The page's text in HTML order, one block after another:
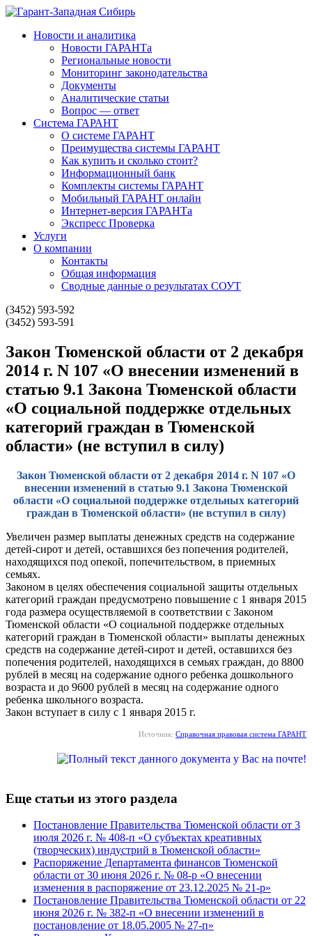
Новости и аналитика
Новости ГАРАНТа
Региональные новости
Мониторинг законодательства
Документы
Аналитические статьи
Вопрос — ответ
Система ГАРАНТ
О системе ГАРАНТ
Преимущества системы ГАРАНТ
Как купить и сколько стоит?
Информационный банк
Комплекты системы ГАРАНТ
Мобильный ГАРАНТ онлайн
Интернет-версия ГАРАНТа
Экспресс Проверка
Услуги
О компании
Контакты
Общая информация
Сводные данные о результатах СОУТ
(3452) 593-592
(3452) 593-591
Закон Тюменской области от 2 декабря
2014 г. N 107 «О внесении изменений в
статью 9.1 Закона Тюменской области
«О социальной поддержке отдельных
категорий граждан в Тюменской
области» (не вступил в силу)
Закон Тюменской области от 2 декабря 2014 г. N 107 «О
внесении изменений в статью 9.1 Закона Тюменской
области «О социальной поддержке отдельных категорий
граждан в Тюменской области» (не вступил в силу)
Увеличен размер выплаты денежных средств на содержание
детей-сирот и детей, оставшихся без попечения родителей,
находящихся под опекой, попечительством, в приемных
семьях.
Законом в целях обеспечения социальной защиты отдельных
категорий граждан предусмотрено повышение с 1 января 2015
года размера осуществляемой в соответствии с Законом
Тюменской области «О социальной поддержке отдельных
категорий граждан в Тюменской области» выплаты денежных
средств на содержание детей-сирот и детей, оставшихся без
попечения родителей, находящихся в семьях граждан, до 8800
рублей в месяц на содержание одного ребенка дошкольного
возраста и до 9600 рублей в месяц на содержание одного
ребенка школьного возраста.
Закон вступает в силу с 1 января 2015 г.
Источник: Справочная правовая система ГАРАНТ
Еще статьи из этого раздела
Постановление Правительства Тюменской области от 3
июля 2026 г. № 408-п «О субъектах креативных
(творческих) индустрий в Тюменской области»
Распоряжение Департамента финансов Тюменской
области от 30 июня 2026 г. № 08-р «О внесении
изменения в распоряжение от 23.12.2025 № 21-р»
Постановление Правительства Тюменской области от 22
июня 2026 г. № 382-п «О внесении изменений в
постановление от 18.05.2005 № 27-п»